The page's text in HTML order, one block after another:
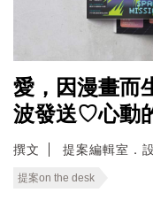
愛，因漫畫而
波發送♡心動
撰文 提案編輯室．
提案on the desk